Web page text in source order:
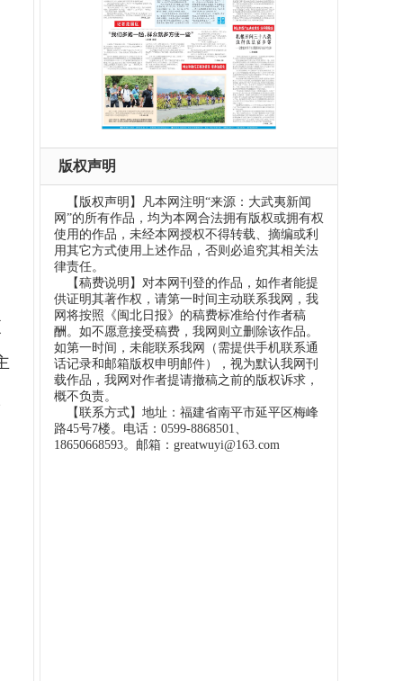
版权声明
【版权声明】凡本网注明“来源：大武夷新闻
网”的所有作品，均为本网合法拥有版权或拥有权
使用的作品，未经本网授权不得转载、摘编或利
用其它方式使用上述作品，否则必追究其相关法
律责任。
【稿费说明】对本网刊登的作品，如作者能提
供证明其著作权，请第一时间主动联系我网，我
网将按照《闽北日报》的稿费标准给付作者稿
酬。如不愿意接受稿费，我网则立删除该作品。
如第一时间，未能联系我网（需提供手机联系通
话记录和邮箱版权申明邮件），视为默认我网刊
载作品，我网对作者提请撤稿之前的版权诉求，
概不负责。
【联系方式】地址：福建省南平市延平区梅峰
路45号7楼。电话：0599-8868501、
18650668593。邮箱：greatwuyi@163.com